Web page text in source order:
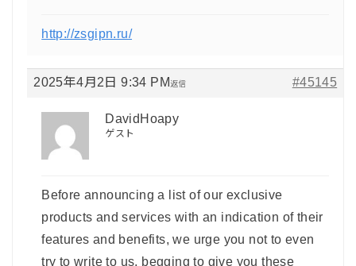
http://zsgipn.ru/
2025年4月2日 9:34 PM #45145
返信
DavidHoapy
ゲスト
Before announcing a list of our exclusive
products and services with an indication of their
features and benefits, we urge you not to even
try to write to us, begging to give you these